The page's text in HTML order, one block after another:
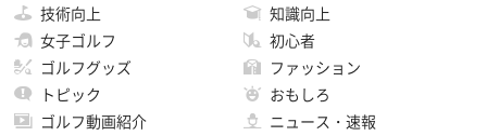
技術向上
知識向上
女子ゴルフ
初心者
ゴルフグッズ
ファッション
トピック
おもしろ
ゴルフ動画紹介
ニュース・速報